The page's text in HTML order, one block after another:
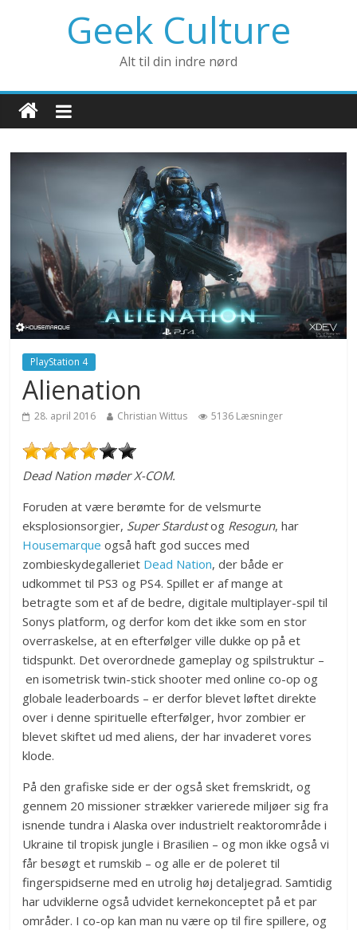
Geek Culture
Alt til din indre nørd
PlayStation 4
Alienation
28. april 2016 Christian Wittus 5136 Læsninger
Dead Nation møder X-COM.
Foruden at være berømte for de velsmurte
eksplosionsorgier, Super Stardustog Resogun, har
Housemarqueogså haft god succes med
zombieskydegalleriet Dead Nation, der både er
udkommet til PS3 og PS4. Spillet er af mange at
betragte som et af de bedre, digitale multiplayer-spil til
Sonys platform, og derfor kom det ikke som en stor
overraskelse, at en efterfølger ville dukke op på et
tidspunkt. Det overordnede gameplay og spilstruktur –
en isometrisk twin-stick shooter med online co-op og
globale leaderboards – er derfor blevet løftet direkte
over i denne spirituelle efterfølger, hvor zombier er
blevet skiftet ud med aliens, der har invaderet vores
klode.
På den grafiske side er der også sket fremskridt, og
gennem 20 missioner strækker varierede miljøer sig fra
isnende tundra i Alaska over industrielt reaktorområde i
Ukraine til tropisk jungle i Brasilien – og mon ikke også vi
får besøgt et rumskib – og alle er de poleret til
fingerspidserne med en utrolig høj detaljegrad. Samtidig
har udviklerne også udvidet kernekonceptet på et par
områder. I co-op kan man nu være op til fire spillere, og